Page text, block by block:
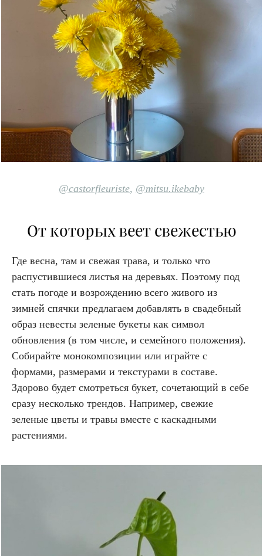
@castorfleuriste, @mitsu.ikebaby
От которых веет свежестью
Где весна, там и свежая трава, и только что
распустившиеся листья на деревьях. Поэтому под
стать погоде и возрождению всего живого из
зимней спячки предлагаем добавлять в свадебный
образ невесты зеленые букеты как символ
обновления (в том числе, и семейного положения).
Собирайте монокомпозиции или играйте с
формами, размерами и текстурами в составе.
Здорово будет смотреться букет, сочетающий в себе
сразу несколько трендов. Например, свежие
зеленые цветы и травы вместе с каскадными
растениями.